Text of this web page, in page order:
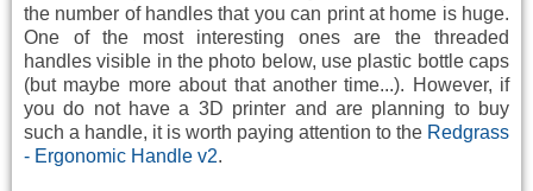
the number of handles that you can print at home is huge.
One of the most interesting ones are the threaded
handles visible in the photo below, use plastic bottle caps
(but maybe more about that another time...). However, if
you do not have a 3D printer and are planning to buy
such a handle, it is worth paying attention to the Redgrass
- Ergonomic Handle v2.